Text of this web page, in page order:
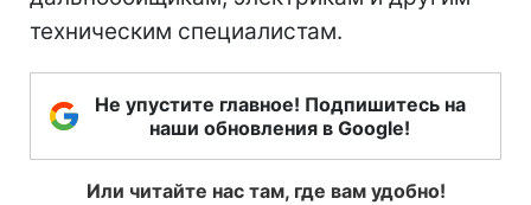
техническим специалистам.
Не упустите главное! Подпишитесь на
наши обновления в Google!
Или читайте нас там, где вам удобно!